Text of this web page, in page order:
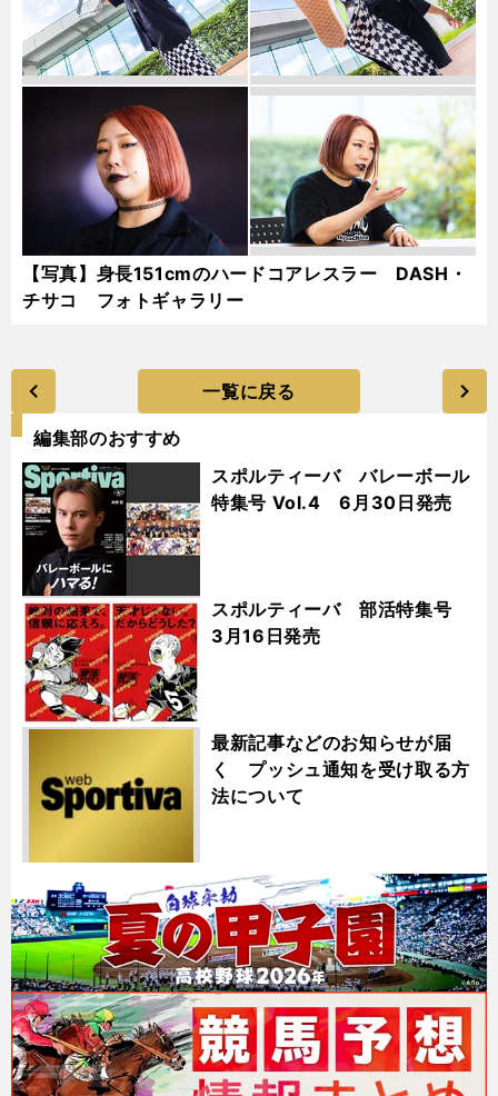
【写真】身長151cmのハードコアレスラー DASH・
チサコ フォトギャラリー
一覧に戻る
編集部のおすすめ
スポルティーバ バレーボール
特集号 Vol.4 6月30日発売
スポルティーバ 部活特集号
3月16日発売
最新記事などのお知らせが届
く プッシュ通知を受け取る方
法について